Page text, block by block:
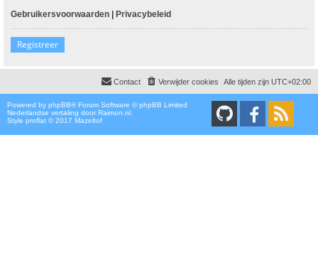
Gebruikersvoorwaarden | Privacybeleid
Registreer
Alle tijden zijn UTC+02:00
Verwijder cookies
Contact
Powered by phpBB® Forum Software © phpBB Limited
Nederlandse vertaling door Raimon.nl
Style proflat © 2017 Mazeltof